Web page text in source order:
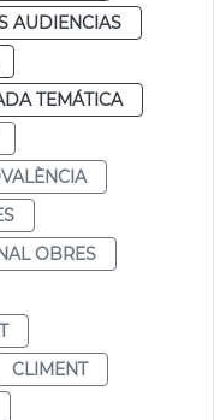
AUDIENCIAS
TEMÁTICA
OBRES
CLIMENT